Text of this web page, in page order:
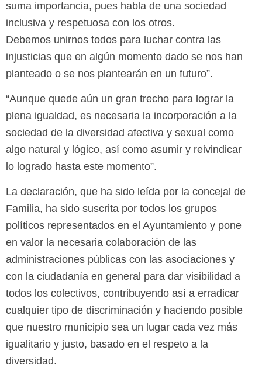
suma importancia, pues habla de una sociedad
inclusiva y respetuosa con los otros.
Debemos unirnos todos para luchar contra las
injusticias que en algún momento dado se nos han
planteado o se nos plantearán en un futuro”.
“Aunque quede aún un gran trecho para lograr la
plena igualdad, es necesaria la incorporación a la
sociedad de la diversidad afectiva y sexual como
algo natural y lógico, así como asumir y reivindicar
lo logrado hasta este momento”.
La declaración, que ha sido leída por la concejal de
Familia, ha sido suscrita por todos los grupos
políticos representados en el Ayuntamiento y pone
en valor la necesaria colaboración de las
administraciones públicas con las asociaciones y
con la ciudadanía en general para dar visibilidad a
todos los colectivos, contribuyendo así a erradicar
cualquier tipo de discriminación y haciendo posible
que nuestro municipio sea un lugar cada vez más
igualitario y justo, basado en el respeto a la
diversidad.